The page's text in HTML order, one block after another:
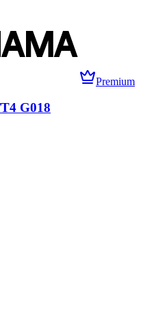
Premium
G018